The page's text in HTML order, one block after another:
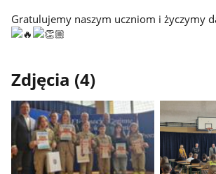
Gratulujemy naszym uczniom i życzymy
Zdjęcia (4)